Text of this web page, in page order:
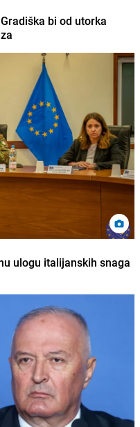
bi od utorka
ulogu italijanskih snaga